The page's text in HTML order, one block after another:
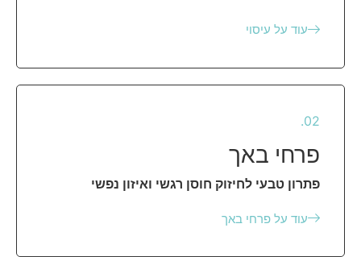
עוד על עיסוי
02.
פרחי באך
פתרון טבעי לחיזוק חוסן רגשי ואיזון נפשי
עוד על פרחי באך